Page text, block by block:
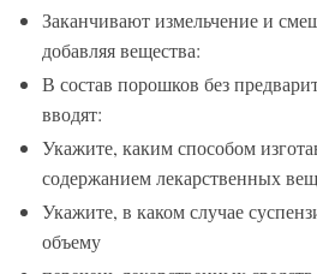
Заканчивают измельчение и
добавляя вещества:
В состав порошков без
вводят:
Укажите, каким способом
содержанием лекарственных
Укажите, в каком случае
объему